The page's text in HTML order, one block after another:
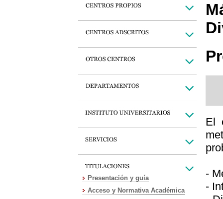
Presentación y guía
Acceso y Normativa Académica
El
-
-